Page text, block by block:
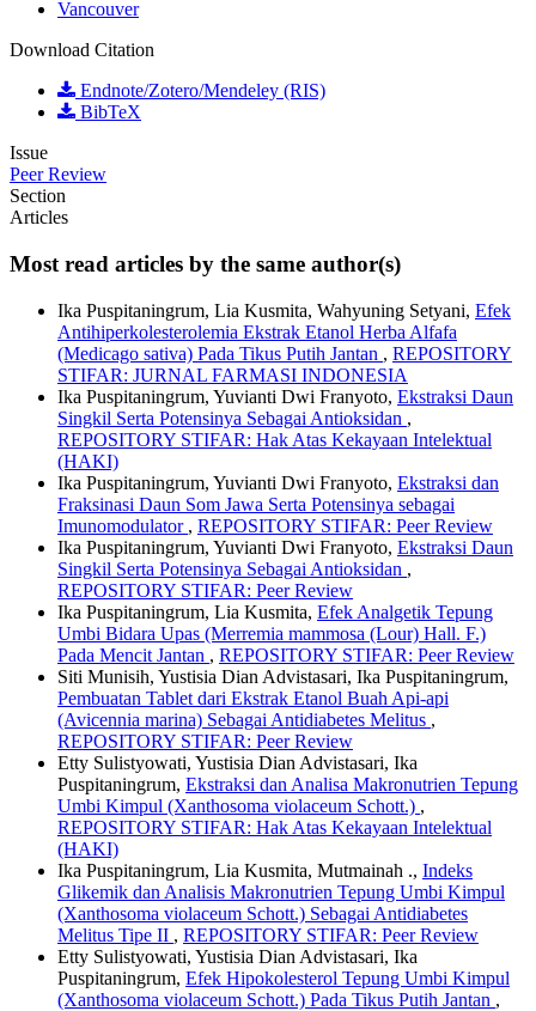
Vancouver
Download Citation
Endnote/Zotero/Mendeley (RIS)
BibTeX
Issue
Peer Review
Section
Articles
Most read articles by the same author(s)
Ika Puspitaningrum, Lia Kusmita, Wahyuning Setyani, Efek
Antihiperkolesterolemia Ekstrak Etanol Herba Alfafa
(Medicago sativa) Pada Tikus Putih Jantan , REPOSITORY
STIFAR: JURNAL FARMASI INDONESIA
Ika Puspitaningrum, Yuvianti Dwi Franyoto, Ekstraksi Daun
Singkil Serta Potensinya Sebagai Antioksidan ,
REPOSITORY STIFAR: Hak Atas Kekayaan Intelektual
(HAKI)
Ika Puspitaningrum, Yuvianti Dwi Franyoto, Ekstraksi dan
Fraksinasi Daun Som Jawa Serta Potensinya sebagai
Imunomodulator , REPOSITORY STIFAR: Peer Review
Ika Puspitaningrum, Yuvianti Dwi Franyoto, Ekstraksi Daun
Singkil Serta Potensinya Sebagai Antioksidan ,
REPOSITORY STIFAR: Peer Review
Ika Puspitaningrum, Lia Kusmita, Efek Analgetik Tepung
Umbi Bidara Upas (Merremia mammosa (Lour) Hall. F.)
Pada Mencit Jantan , REPOSITORY STIFAR: Peer Review
Siti Munisih, Yustisia Dian Advistasari, Ika Puspitaningrum,
Pembuatan Tablet dari Ekstrak Etanol Buah Api-api
(Avicennia marina) Sebagai Antidiabetes Melitus ,
REPOSITORY STIFAR: Peer Review
Etty Sulistyowati, Yustisia Dian Advistasari, Ika
Puspitaningrum, Ekstraksi dan Analisa Makronutrien Tepung
Umbi Kimpul (Xanthosoma violaceum Schott.) ,
REPOSITORY STIFAR: Hak Atas Kekayaan Intelektual
(HAKI)
Ika Puspitaningrum, Lia Kusmita, Mutmainah ., Indeks
Glikemik dan Analisis Makronutrien Tepung Umbi Kimpul
(Xanthosoma violaceum Schott.) Sebagai Antidiabetes
Melitus Tipe II , REPOSITORY STIFAR: Peer Review
Etty Sulistyowati, Yustisia Dian Advistasari, Ika
Puspitaningrum, Efek Hipokolesterol Tepung Umbi Kimpul
(Xanthosoma violaceum Schott.) Pada Tikus Putih Jantan ,